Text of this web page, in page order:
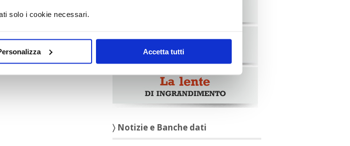
solo i cookie necessari.
Accetta tutti
〉 Notizie e Banche dati